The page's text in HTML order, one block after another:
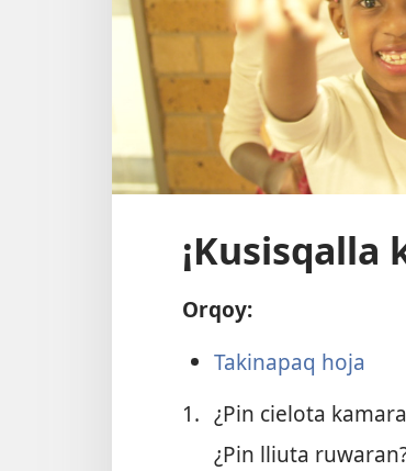
¡Kusisqalla
Orqoy:
Takinapaq hoja
1. ¿Pin cielota
¿Pin lliuta